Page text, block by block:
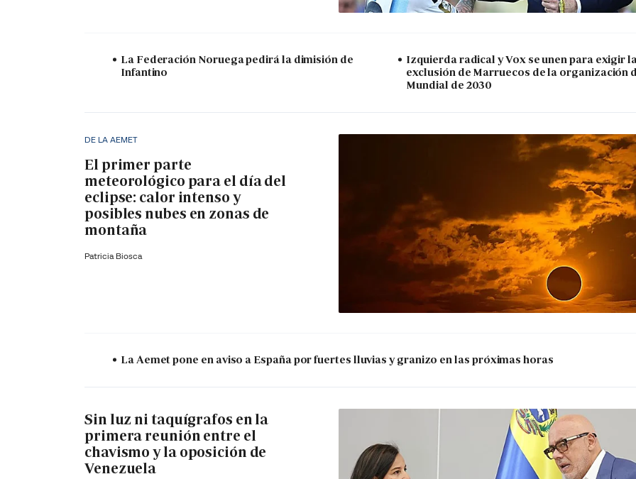
La Federación Noruega pedirá la dimisión de
Infantino
Izquierda radical y Vox se unen para exigir
exclusión de Marruecos de la organización
Mundial de 2030
DE LA AEMET
El primer parte
meteorológico para el día del
eclipse: calor intenso y
posibles nubes en zonas de
montaña
Patricia Biosca
La Aemet pone en aviso a España por fuertes lluvias y granizo en las próximas horas
Sin luz ni taquígrafos en la
primera reunión entre el
chavismo y la oposición de
Venezuela